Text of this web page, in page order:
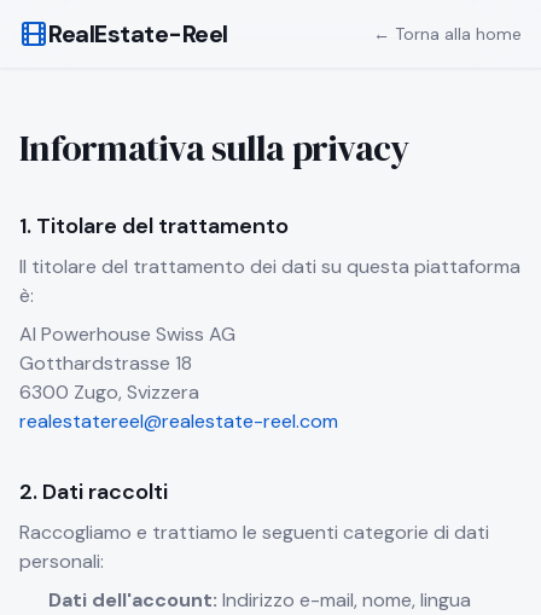
RealEstate-Reel ← Torna alla home
Informativa sulla privacy
1. Titolare del trattamento
Il titolare del trattamento dei dati su questa piattaforma
è:
AI Powerhouse Swiss AG
Gotthardstrasse 18
6300 Zugo, Svizzera
realestatereel@realestate-reel.com
2. Dati raccolti
Raccogliamo e trattiamo le seguenti categorie di dati
personali:
Dati dell'account: Indirizzo e-mail, nome, lingua